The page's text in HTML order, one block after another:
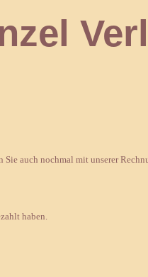
auch nochmal mit unserer
haben.